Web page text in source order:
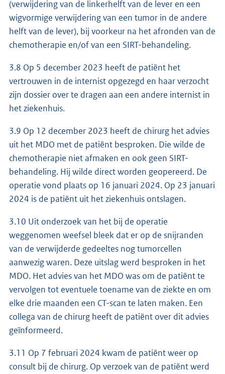
(verwijdering van de linkerhelft van de lever en een
wigvormige verwijdering van een tumor in de andere
helft van de lever), bij voorkeur na het afronden van de
chemotherapie en/of van een SIRT-behandeling.
3.8 Op 5 december 2023 heeft de patiënt het
vertrouwen in de internist opgezegd en haar verzocht
zijn dossier over te dragen aan een andere internist in
het ziekenhuis.
3.9 Op 12 december 2023 heeft de chirurg het advies
uit het MDO met de patiënt besproken. Die wilde de
chemotherapie niet afmaken en ook geen SIRT-
behandeling. Hij wilde direct worden geopereerd. De
operatie vond plaats op 16 januari 2024. Op 23 januari
2024 is de patiënt uit het ziekenhuis ontslagen.
3.10 Uit onderzoek van het bij de operatie
weggenomen weefsel bleek dat er op de snijranden
van de verwijderde gedeeltes nog tumorcellen
aanwezig waren. Deze uitslag werd besproken in het
MDO. Het advies van het MDO was om de patiënt te
vervolgen tot eventuele toename van de ziekte en om
elke drie maanden een CT-scan te laten maken. Een
collega van de chirurg heeft de patiënt over dit advies
geïnformeerd.
3.11 Op 7 februari 2024 kwam de patiënt weer op
consult bij de chirurg. Op verzoek van de patiënt werd